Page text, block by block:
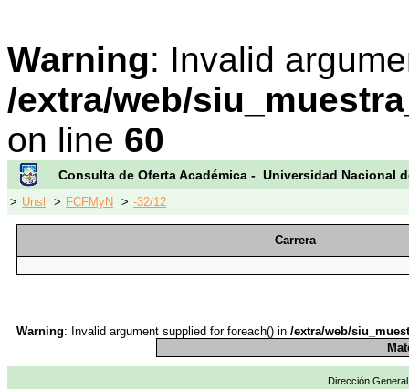
Warning: Invalid
/extra/web/
on line 60
Consulta de Oferta Académica - Universidad Nacional
> Unsl > FCFMyN > -32/12
Carrera
Warning: Invalid argument supplied for foreach() in /extra/web/
Dirección